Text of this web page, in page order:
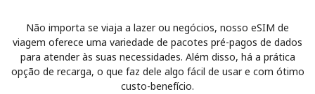
Não importa se viaja a lazer ou negócios, nosso eSIM de
viagem oferece uma variedade de pacotes pré-pagos de dados
para atender às suas necessidades. Além disso, há a prática
opção de recarga, o que faz dele algo fácil de usar e com ótimo
custo-benefício.